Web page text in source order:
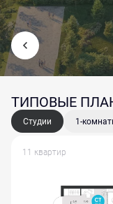
ТИПОВЫЕ
Студии 1-
11 квартир